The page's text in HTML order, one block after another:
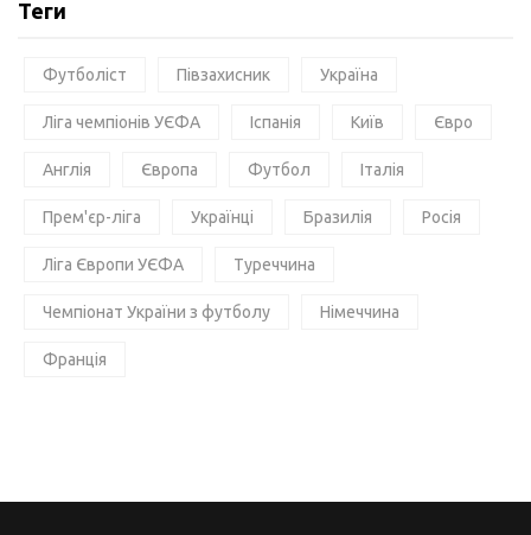
Теги
Футболіст Півзахисник Україна
Ліга чемпіонів УЄФА Іспанія Київ Євро
Англія Європа Футбол Італія
Прем'єр-ліга Українці Бразилія Росія
Ліга Європи УЄФА Туреччина
Чемпіонат України з футболу Німеччина
Франція